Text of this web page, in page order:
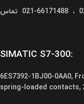
شماره های 66171282-021 ، 66171362-021 ، 66171488-021 تماس
SIMATIC S7-300:
6ES7392-1BJ00-0AA0,
spring-loaded contacts,